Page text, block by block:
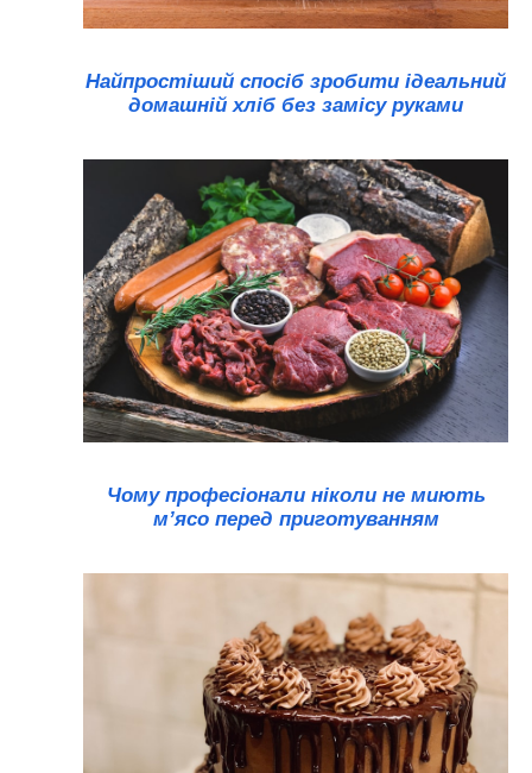
Найпростіший спосіб зробити ідеальний
домашній хліб без замісу руками
Чому професіонали ніколи не миють
м’ясо перед приготуванням